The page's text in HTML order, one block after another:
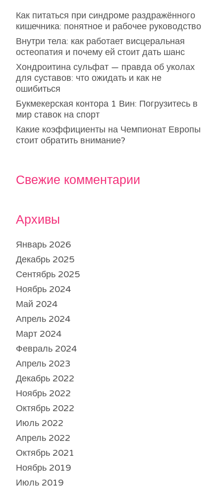
Как питаться при синдроме раздражённого
кишечника: понятное и рабочее руководство
Внутри тела: как работает висцеральная
остеопатия и почему ей стоит дать шанс
Хондроитина сульфат — правда об уколах
для суставов: что ожидать и как не
ошибиться
Букмекерская контора 1 Вин: Погрузитесь в
мир ставок на спорт
Какие коэффициенты на Чемпионат Европы
стоит обратить внимание?
Свежие комментарии
Архивы
Январь 2026
Декабрь 2025
Сентябрь 2025
Ноябрь 2024
Май 2024
Апрель 2024
Март 2024
Февраль 2024
Апрель 2023
Декабрь 2022
Ноябрь 2022
Октябрь 2022
Июль 2022
Апрель 2022
Октябрь 2021
Ноябрь 2019
Июль 2019